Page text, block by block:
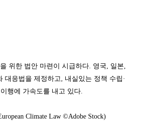
위한 법안 마련이 시급하다. 영국, 일본,
대응법을 제정하고, 내실있는 정책 수립·
이행에 가속도를 내고 있다.
Climate Law ©Adobe Stock)